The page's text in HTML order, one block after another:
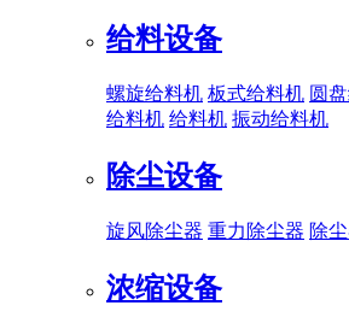
给料设备
螺旋给料机 板式给料机 圆
给料机 给料机 振动给料机
除尘设备
旋风除尘器 重力除尘器 除
浓缩设备